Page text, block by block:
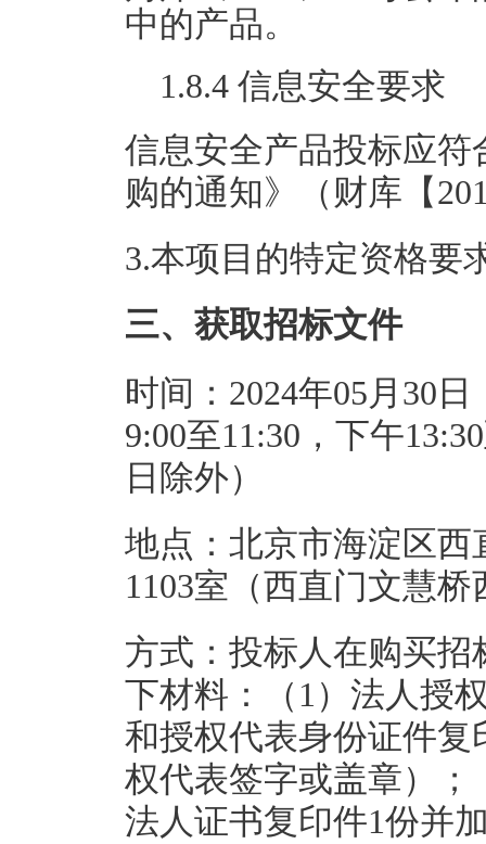
中的产品。
1.8.4 信息安全要求
信息安全产品投标应
购的通知》（财库【
3.本项目的特定资格要
三、获取招标文件
时间：2024年05月30
9:00至11:30，下午
日除外）
地点：北京市海淀区西
1103室（西直门文慧桥
方式：投标人在购买
下材料：（1）法人授
和授权代表身份证件
权代表签字或盖章）
法人证书复印件1份并